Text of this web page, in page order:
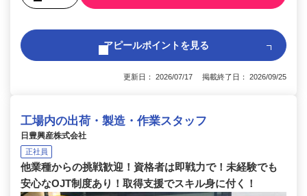
アピールポイントを見る
更新日： 2026/07/17 掲載終了日： 2026/09/25
工場内の出荷・製造・作業スタッフ
日豊興産株式会社
正社員
他業種からの挑戦歓迎！資格者は即戦力で！未経験でも
安心なOJT制度あり！取得支援でスキル身に付く！